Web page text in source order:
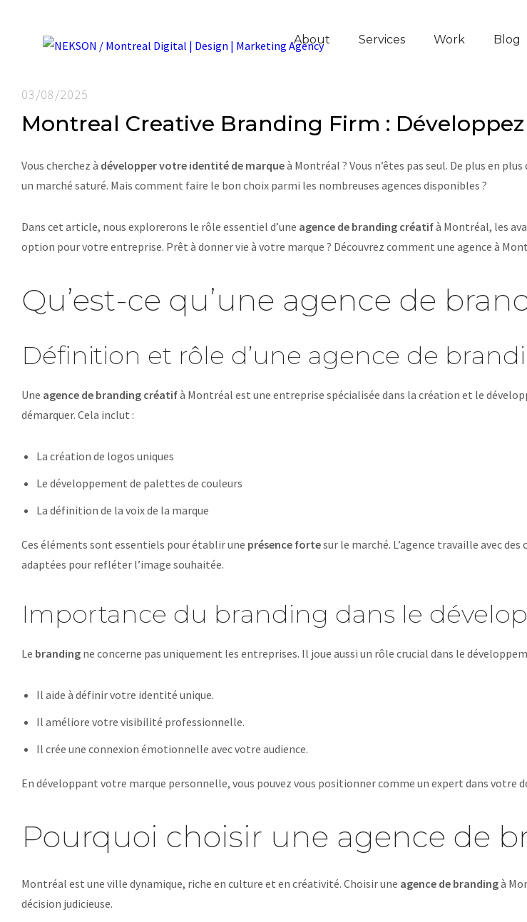
About Services Work Blog
03/08/2025
Montreal Creative Branding Firm :
Vous cherchez à développer votre identité de marqueà Montréal ? Vous n’êtes pas seul. De plus en
un marché saturé. Mais comment faire le bon choix parmi les nombreuses agences disponibles ?
Dans cet article, nous explorerons le rôle essentiel d’une agence de branding créatifà Montréal, les
option pour votre entreprise. Prêt à donner vie à votre marque ? Découvrez comment une agence à
Qu’est-ce qu’une agence de
Définition et rôle d’une agence de
Une agence de branding créatifà Montréal est une entreprise spécialisée dans la création et le
démarquer. Cela inclut :
La création de logos uniques
Le développement de palettes de couleurs
La définition de la voix de la marque
Ces éléments sont essentiels pour établir une présence fortesur le marché. L’agence travaille avec
adaptées pour refléter l’image souhaitée.
Importance du branding dans le
Le branding ne concerne pas uniquement les entreprises. Il joue aussi un rôle crucial dans le
Il aide à définir votre identité unique.
Il améliore votre visibilité professionnelle.
Il crée une connexion émotionnelle avec votre audience.
En développant votre marque personnelle, vous pouvez vous positionner comme un expert dans
Pourquoi choisir une agence de
Montréal est une ville dynamique, riche en culture et en créativité. Choisir une agence de brandingà
décision judicieuse.